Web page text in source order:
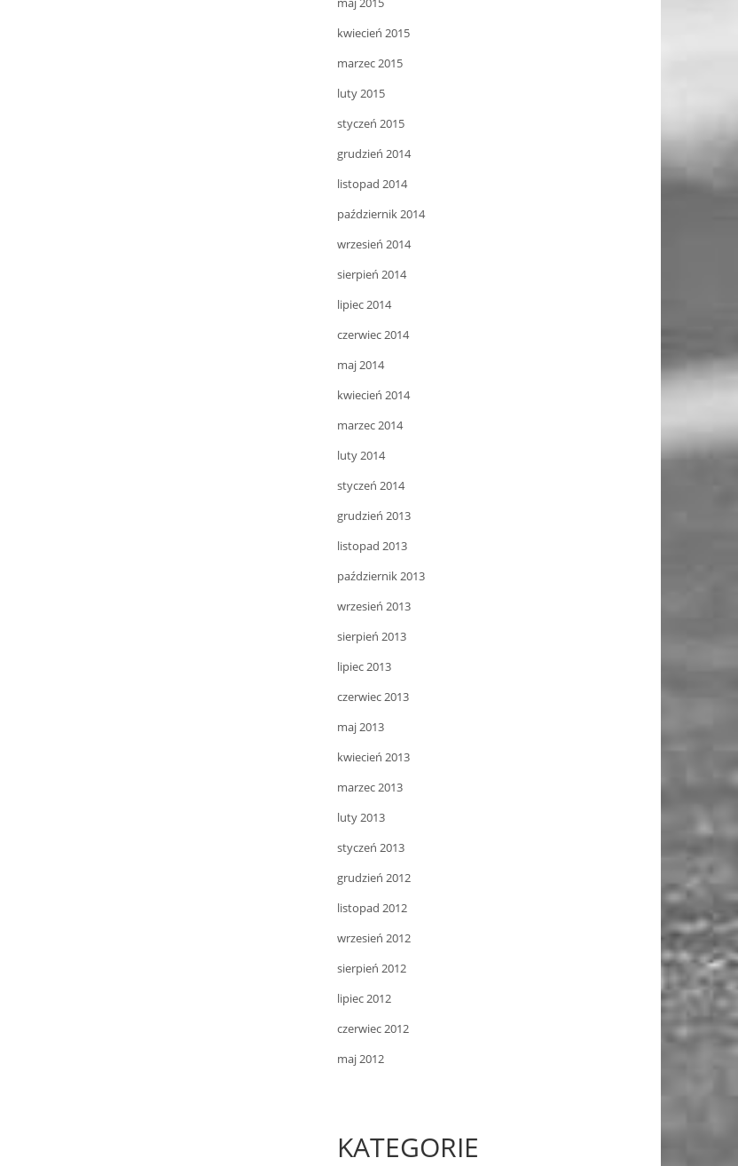
kwiecień 2015
marzec 2015
luty 2015
styczeń 2015
grudzień 2014
listopad 2014
październik 2014
wrzesień 2014
sierpień 2014
lipiec 2014
czerwiec 2014
maj 2014
kwiecień 2014
marzec 2014
luty 2014
styczeń 2014
grudzień 2013
listopad 2013
październik 2013
wrzesień 2013
sierpień 2013
lipiec 2013
czerwiec 2013
maj 2013
kwiecień 2013
marzec 2013
luty 2013
styczeń 2013
grudzień 2012
listopad 2012
wrzesień 2012
sierpień 2012
lipiec 2012
czerwiec 2012
maj 2012
KATEGORIE